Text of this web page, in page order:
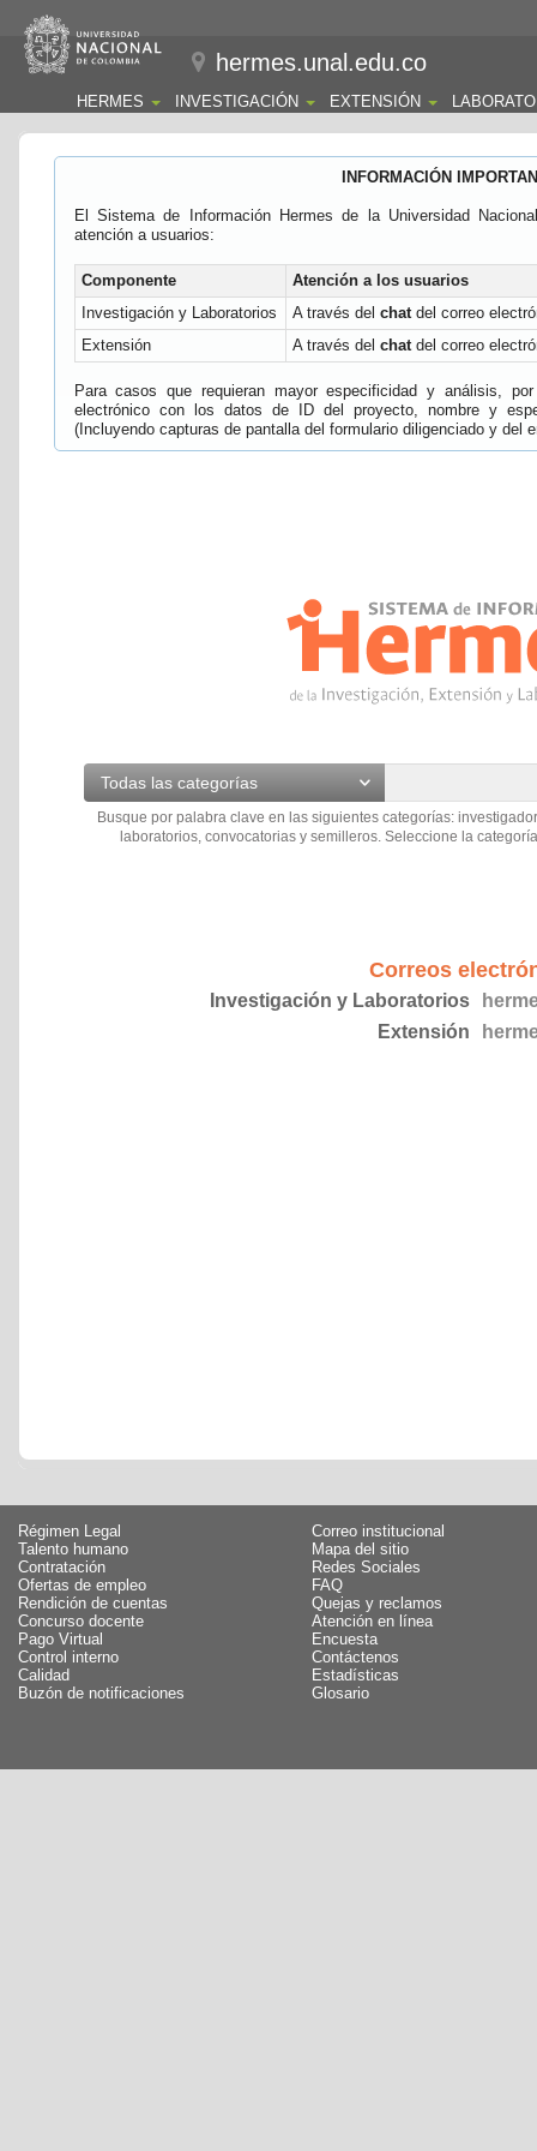
hermes.unal.edu.co
HERMES INVESTIGACIÓN EXTENSIÓN
INFORMACIÓN
El Sistema de Información Hermes de la Universidad
atención a usuarios:
Componente
Atención a los usuarios
Investigación y Laboratorios
A través del chatdel correo
Extensión
A través del chatdel correo
Para casos que requieran mayor especificidad y análisis,
electrónico con los datos de ID del proyecto, nombre y
(Incluyendo capturas de pantalla del formulario diligenciado y del
Todas las categorías
Busque por palabra clave en las siguientes categorías:
laboratorios, convocatorias y semilleros. Seleccione la
Correos
Investigación y Laboratorios
Extensión
Régimen Legal
Talento humano
Contratación
Ofertas de empleo
Rendición de cuentas
Concurso docente
Pago Virtual
Control interno
Calidad
Buzón de notificaciones
Correo institucional
Mapa del sitio
Redes Sociales
FAQ
Quejas y reclamos
Atención en línea
Encuesta
Contáctenos
Estadísticas
Glosario